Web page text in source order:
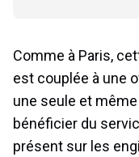
Comme à Paris,
est couplée à une
une seule et
bénéficier du
présent sur les